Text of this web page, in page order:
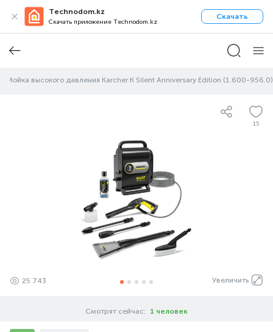
Technodom.kz
Скачать приложение Technodom.kz
Скачать
Мойка высокого давления Karcher K Silent Anniversary Edition (1.600-956.0)
15
Увеличить
25 743
Смотрят сейчас: 1 человек